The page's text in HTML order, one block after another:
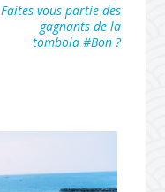
Faites-vous partie des
gagnants de la
tombola #Bon ?